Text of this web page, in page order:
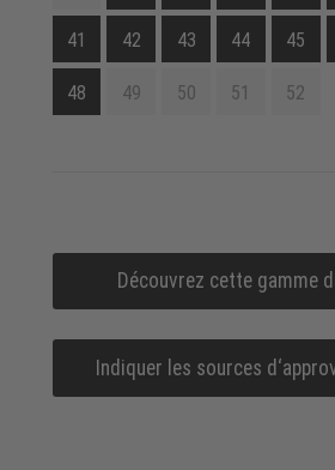
41 42 43 44 45
48 49 50 51 52
Découvrez cette gamme
Indiquer les sources